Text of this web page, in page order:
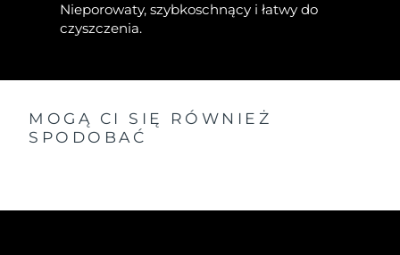
Nieporowaty, szybkoschnący i łatwy do
czyszczenia.
MOGĄ CI SIĘ RÓWNIEŻ
SPODOBAĆ